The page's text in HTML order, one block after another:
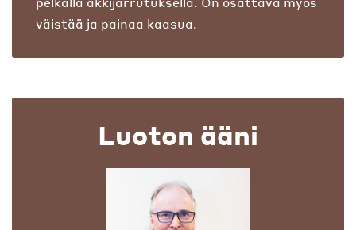
väistää ja painaa kaasua.
Luoton ääni